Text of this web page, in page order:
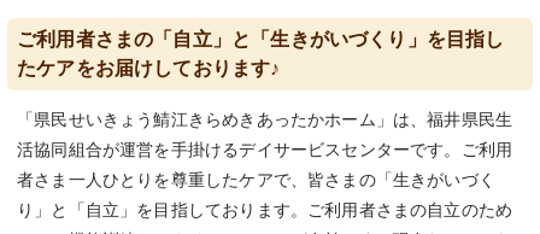
ご利用者さまの「自立」と「生きがいづくり」を目指し
たケアをお届けしております♪
「県民せいきょう鯖江きらめきあったかホーム」は、福井県民生
活協同組合が運営を手掛けるデイサービスセンターです。ご利用
者さま一人ひとりを尊重したケアで、皆さまの「生きがいづく
り」と「自立」を目指しております。ご利用者さまの自立のため